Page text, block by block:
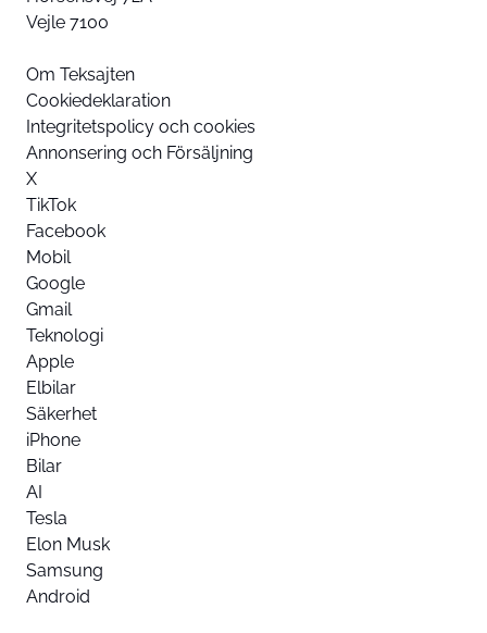
Vejle 7100
Om Teksajten
Cookiedeklaration
Integritetspolicy och cookies
Annonsering och Försäljning
X
TikTok
Facebook
Mobil
Google
Gmail
Teknologi
Apple
Elbilar
Säkerhet
iPhone
Bilar
AI
Tesla
Elon Musk
Samsung
Android